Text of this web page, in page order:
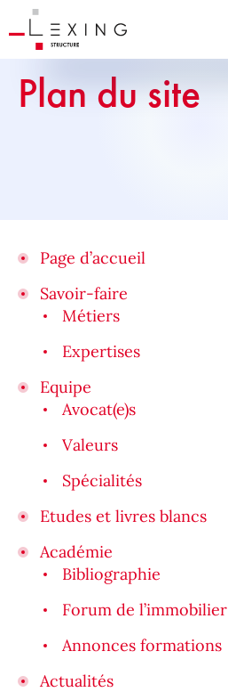
Plan du site
Page d’accueil
Savoir-faire
Métiers
Expertises
Equipe
Avocat(e)s
Valeurs
Spécialités
Etudes et livres blancs
Académie
Bibliographie
Forum de l’immobilier
Annonces formations
Actualités